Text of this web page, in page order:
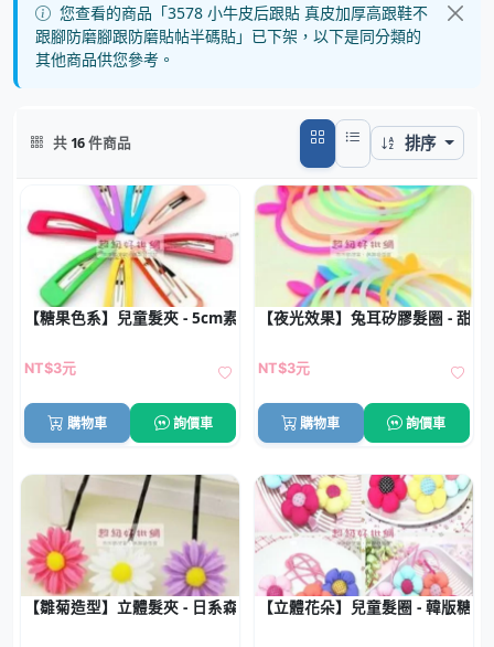
您查看的商品「3578 小牛皮后跟貼 真皮加厚高跟鞋不
跟腳防磨腳跟防磨貼帖半碼貼」已下架，以下是同分類的
其他商品供您參考。
共 16件商品 排序
【糖果色系】兒童髮夾 - 5cm素色BB夾
NT$3元
購物車 詢價車
【夜光效果】兔耳矽膠髮圈 - 甜
NT$3元
購物車 詢價車
【雛菊造型】立體髮夾 - 日系森林風髮飾【立體花朵】兒童髮圈 - 韓版糖果